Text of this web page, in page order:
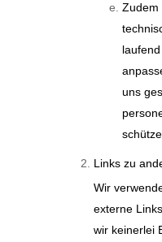
Zudem
uns
Links zu
Wir
externe
wir keinerlei